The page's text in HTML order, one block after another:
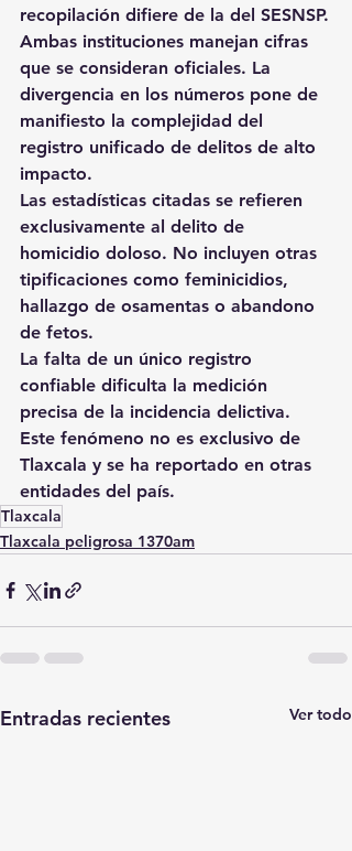
recopilación difiere de la del SESNSP.
Ambas instituciones manejan cifras
que se consideran oficiales. La
divergencia en los números pone de
manifiesto la complejidad del
registro unificado de delitos de alto
impacto.
Las estadísticas citadas se refieren
exclusivamente al delito de
homicidio doloso. No incluyen otras
tipificaciones como feminicidios,
hallazgo de osamentas o abandono
de fetos.
La falta de un único registro
confiable dificulta la medición
precisa de la incidencia delictiva.
Este fenómeno no es exclusivo de
Tlaxcala y se ha reportado en otras
entidades del país.
Tlaxcala
Tlaxcala peligrosa 1370am
Entradas recientes Ver todo